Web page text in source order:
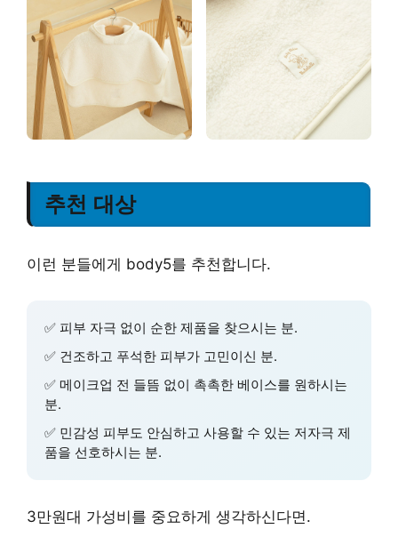
추천 대상
이런 분들에게 body5를 추천합니다.
✅ 피부 자극 없이 순한 제품을 찾으시는 분.
✅ 건조하고 푸석한 피부가 고민이신 분.
✅ 메이크업 전 들뜸 없이 촉촉한 베이스를 원하시는
분.
✅ 민감성 피부도 안심하고 사용할 수 있는 저자극 제
품을 선호하시는 분.
3만원대 가성비를 중요하게 생각하신다면.